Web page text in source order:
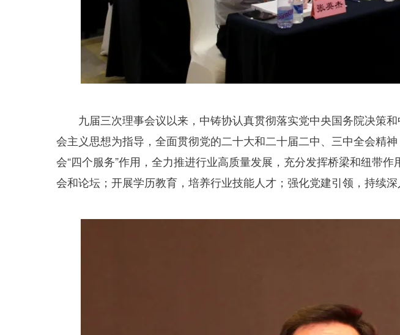
九届三次理事会议以来，中铸协认真贯彻落实党中央国务院决策
会主义思想为指导，全面贯彻党的二十大和二十届二中、三中全会精
会“四个服务”作用，全力推进行业高质量发展，充分发挥桥梁和纽带
会和论坛；开展学历教育，培养行业技能人才；强化党建引领，持续